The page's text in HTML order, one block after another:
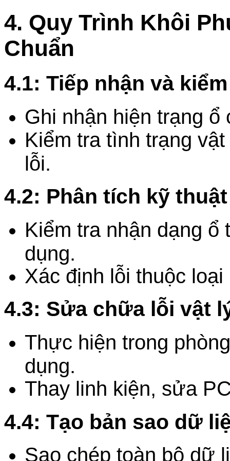
4. Quy Trình Khôi
Chuẩn
4.1: Tiếp nhận và
Ghi nhận hiện trạng ổ
Kiểm tra tình trạng
lỗi.
4.2: Phân tích kỹ
Kiểm tra nhận dạng ổ
dụng.
Xác định lỗi thuộc
4.3: Sửa chữa lỗi vật
Thực hiện trong
dụng.
Thay linh kiện, sửa
4.4: Tạo bản sao dữ
Sao chép toàn bộ dữ